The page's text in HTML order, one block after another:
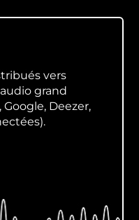
vers
grand
Deezer,